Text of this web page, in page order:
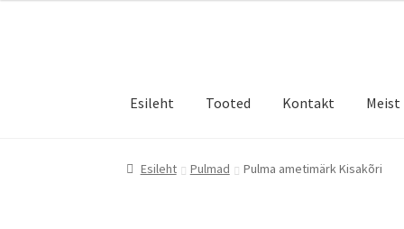
Esileht Tooted Kontakt Meist
Esileht Pulmad Pulma ametimärk Kisakõri